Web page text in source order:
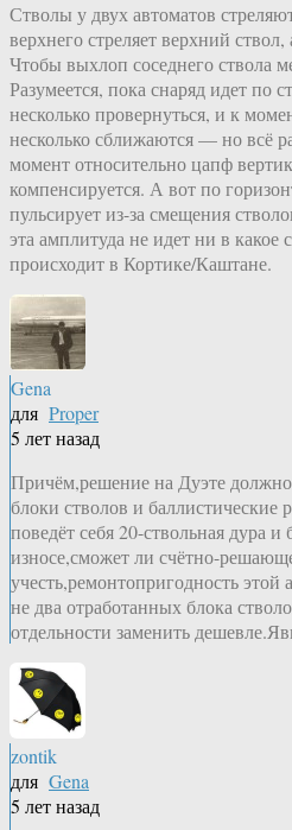
Стволы у двух автоматов
верхнего стреляет верхний
Чтобы выхлоп соседнего ствола
Разумеется, пока снаряд идет по
несколько провернуться, и к
несколько сближаются — но всё
момент относительно цапф
компенсируется. А вот по
пульсирует из-за смещения
эта амплитуда не идет ни в какое
происходит в Кортике/Каштане.
Gena
для Proper
5 лет назад
Причём,решение на Дуэте
блоки стволов и баллистические
поведёт себя 20-ствольная дура
износе,сможет ли счётно-
учесть,ремонтопригодность
не два отработанных блока
отдельности заменить
zontik
для Gena
5 лет назад